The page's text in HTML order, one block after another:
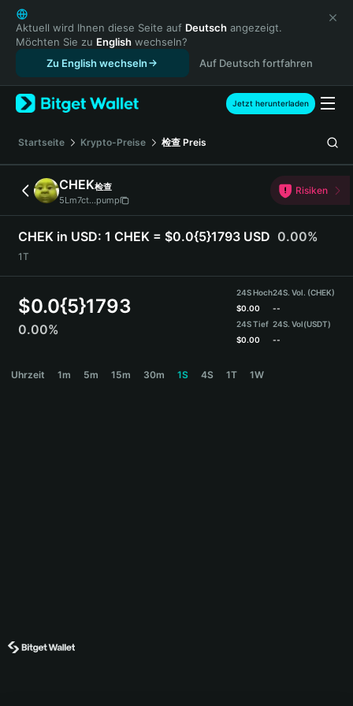
English
日本語
Tiếng Việt
Русский
Español (Latinoamérica)
Türkçe
Français
Deutsch
简体中文
繁體中文
Português (Portugal)
Bahasa Indonesia
ภาษาไทย
हिन्दी
Español
Português (Brasil)
Aktuell wird Ihnen diese Seite auf Deutsch angezeigt.
Möchten Sie zu English wechseln?
Zu English wechseln
Auf Deutsch fortfahren
Jetzt herunterladen
Startseite Krypto-Preise 检查 Preis
CHEK检查
5Lm7ct...pump
Risiken
CHEK in USD: 1 CHEK = $0.0{5}1793 USD 0.00%
1T
$0.0{5}1793
0.00%
24S Hoch
$0.00
24S Tief
$0.00
24S. Vol. (CHEK)
--
24S. Vol(USDT)
--
Uhrzeit 1m 5m 15m 30m 1S 4S 1T 1W